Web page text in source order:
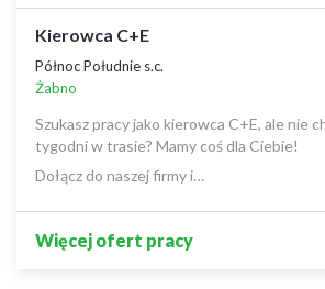
Kierowca C+E
Północ Południe s.c.
Żabno
Szukasz pracy jako kierowca C+E, ale nie
tygodni w trasie? Mamy coś dla Ciebie!
Dołącz do naszej firmy i…
Więcej ofert pracy